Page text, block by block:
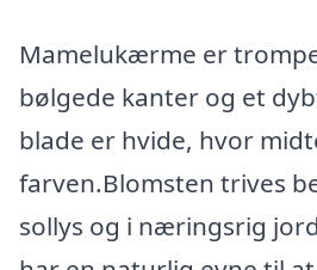
Mamelukærme er
bølgede kanter og et
blade er hvide, hvor
farven.Blomsten trives
sollys og i næringsrig